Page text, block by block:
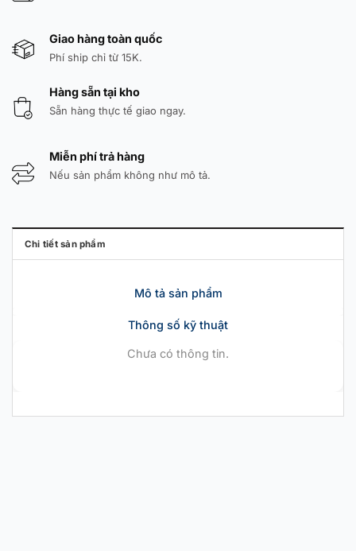
Giao hàng toàn quốc
Phí ship chỉ từ 15K.
Hàng sẵn tại kho
Sẵn hàng thực tế giao ngay.
Miễn phí trả hàng
Nếu sản phẩm không như mô tả.
Chi tiết sản phẩm
Mô tả sản phẩm
Thông số kỹ thuật
Chưa có thông tin.